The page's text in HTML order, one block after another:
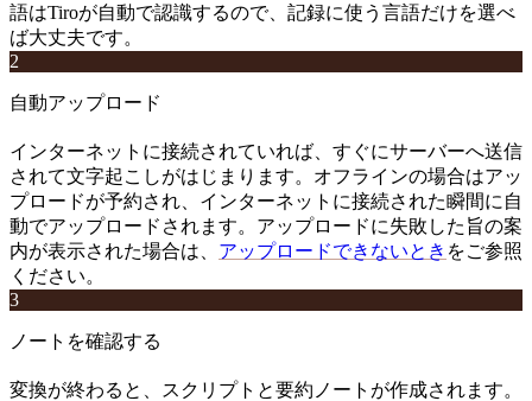
語はTiroが自動で認識するので、記録に使う言語だけを選べ
ば大丈夫です。
2
自動アップロード
インターネットに接続されていれば、すぐにサーバーへ送信
されて文字起こしがはじまります。オフラインの場合はアッ
プロードが予約され、インターネットに接続された瞬間に自
動でアップロードされます。アップロードに失敗した旨の案
内が表示された場合は、 アップロードできないとき をご参照
ください。
3
ノートを確認する
変換が終わると、スクリプトと要約ノートが作成されます。